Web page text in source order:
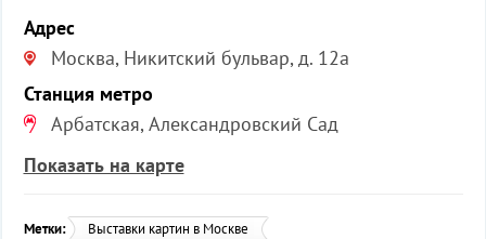
Адрес
Москва, Никитский бульвар, д. 12а
Станция метро
Арбатская, Александровский Сад
Показать на карте
Метки: Выставки картин в Москве